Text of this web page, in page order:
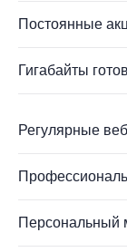
Постоянные
Гигабайты
Регулярные
Персональный